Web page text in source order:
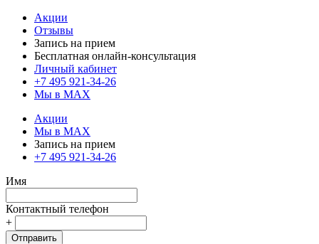
Акции
Отзывы
Запись на прием
Бесплатная онлайн-консультация
Личный кабинет
+7 495 921-34-26
Мы в MAX
Акции
Мы в MAX
Запись на прием
+7 495 921-34-26
Имя
Контактный телефон
+
Отправить